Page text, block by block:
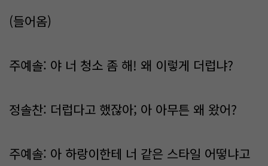
(들어옴)
주예솔: 야 너 청소 좀 해! 왜 이렇게 더럽냐?
정솔찬: 더럽다고 했잖아; 아 아무튼 왜 왔어?
주예솔: 아 하랑이한테 너 같은 스타일 어떻냐고